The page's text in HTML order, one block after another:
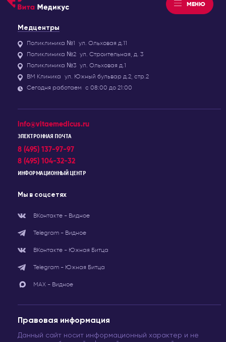
МЕНЮ
Медцентры
Поликлиника №1 ул. Ольховая д.11
Поликлиника №2 ул. Строительная, д. 3
Поликлиника №3 ул. Ольховая д.1
ВМ Клиника ул. Южный бульвар д.2, стр.2
Сегодня работаем с 08:00 до 21:00
info@vitaemedicus.ru
ЭЛЕКТРОННАЯ ПОЧТА
8 (495) 137-97-97
8 (495) 104-32-32
ИНФОРМАЦИОННЫЙ ЦЕНТР
Мы в соцсетях
ВКонтакте - Видное
Telegram - Видное
ВКонтакте - Южная Битца
Telegram - Южная Битца
МАХ - Видное
Правовая информация
Данный сайт носит информационный характер и не